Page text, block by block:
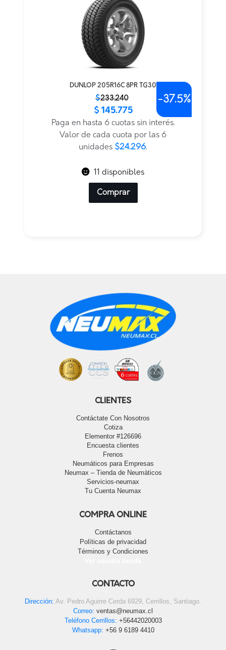
DUNLOP 205R16C 8PR TG30
$233.240
original
$233.240.
actual
$ 145.775
Paga en hasta 6 cuotas sin interés.
Valor de cada cuota por las 6
unidades $24.296.
-37.5%
11 disponibles
Comprar
CLIENTES
Contáctate Con Nosotros
Cotiza
Elementor #126696
Encuesta clientes
Frenos
Neumáticos para Empresas
Neumax – Tienda de Neumáticos
Servicios-neumax
Tu Cuenta Neumax
COMPRA ONLINE
Contáctanos
Políticas de privacidad
Términos y Condiciones
CONTACTO
Dirección: Av. Pedro Aguirre Cerda 6929, Cerrillos, Santiago.
Correo: ventas@neumax.cl
Teléfono Cerrillos: +56442020003
Whatsapp: +56 9 6189 4410